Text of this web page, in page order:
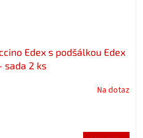
Edex s podšálkou Edex
sada 2 ks
Na dotaz